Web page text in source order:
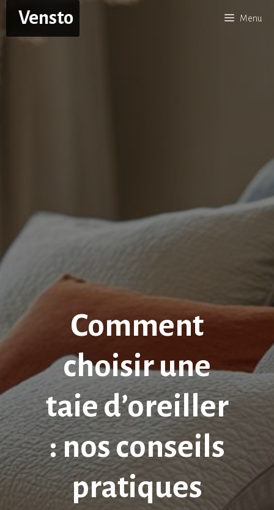
contenu
Vensto Menu
Comment
choisir une
taie d’oreiller
: nos conseils
pratiques